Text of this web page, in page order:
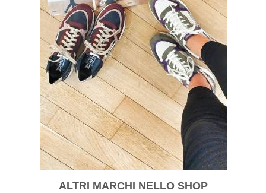
ALTRI MARCHI NELLO SHOP